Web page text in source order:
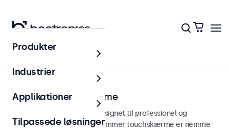
Touchskærme
7 tommer touchskærme
7 tommer touchskærme designet til professionel og
kontinuerlig brug. Disse 7-tommer touchskærme er nemme
Produkter
Industrier
Applikationer
Tilpassede løsninger